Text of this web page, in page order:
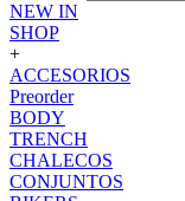
NEW IN
SHOP
+
ACCESORIOS
Preorder
BODY
TRENCH
CHALECOS
CONJUNTOS